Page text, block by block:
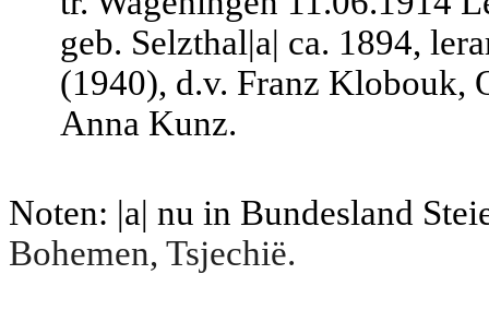
geb. Selzthal|a| ca. 1894,
(1940), d.v. Franz Klobouk,
Anna Kunz.
Noten: |a| nu in Bundesland
Bohemen, Tsjechië.